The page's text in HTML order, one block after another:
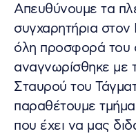
Απευθύνουμε τα
συγχαρητήρια στον
όλη προσφορά του
αναγνωρίσθηκε με
Σταυρού του
παραθέτουμε
που έχει να μας